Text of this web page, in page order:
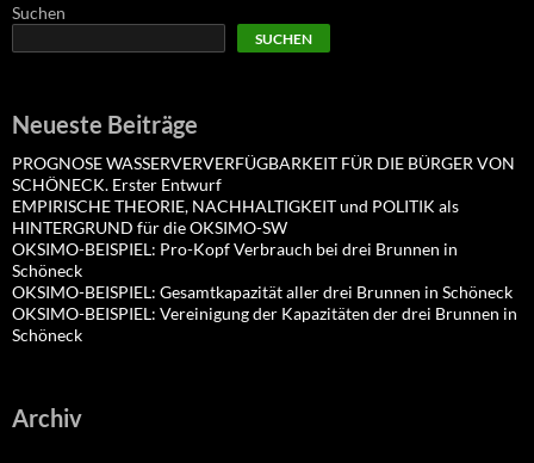
Suchen
SUCHEN
Neueste Beiträge
PROGNOSE WASSERVERVERFÜGBARKEIT FÜR DIE BÜRGER VON
SCHÖNECK. Erster Entwurf
EMPIRISCHE THEORIE, NACHHALTIGKEIT und POLITIK als
HINTERGRUND für die OKSIMO-SW
OKSIMO-BEISPIEL: Pro-Kopf Verbrauch bei drei Brunnen in
Schöneck
OKSIMO-BEISPIEL: Gesamtkapazität aller drei Brunnen in Schöneck
OKSIMO-BEISPIEL: Vereinigung der Kapazitäten der drei Brunnen in
Schöneck
Archiv